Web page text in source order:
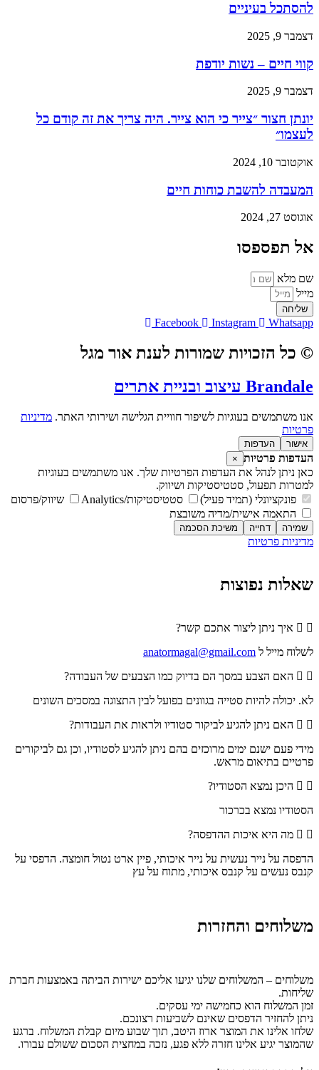
להסתכל בעיניים
דצמבר 9, 2025
קווי חיים – נשות יודפת
דצמבר 9, 2025
יונתן חצור ״צייר כי הוא צייר. היה צריך את זה קודם כל
לעצמו״
אוקטובר 10, 2024
המעבדה להשבת כוחות חיים
אוגוסט 27, 2024
אל תפספסו
שם מלא
מייל
שליחה
Facebook Instagram Whatsapp
© כל הזכויות שמורות לענת אור מגל
Brandale עיצוב ובניית אתרים
אנו משתמשים בעוגיות לשיפור חוויית הגלישה ושירותי האתר. מדיניות
פרטיות
אישור העדפות
העדפות פרטיות ×
כאן ניתן לנהל את העדפות הפרטיות שלך. אנו משתמשים בעוגיות
למטרות תפעול, סטטיסטיקות ושיווק.
פונקציונלי (תמיד פעיל)
סטטיסטיקות/Analytics
שיווק/פרסום
התאמה אישית/מדיה משובצת
שמירה דחייה משיכת הסכמה
מדיניות פרטיות
שאלות נפוצות
איך ניתן ליצור אתכם קשר?
לשלוח מייל ל anatormagal@gmail.com
האם הצבע במסך הם בדיוק כמו הצבעים של העבודה?
לא. יכולה להיות סטייה בגוונים בפועל לבין התצוגה במסכים השונים
האם ניתן להגיע לביקור סטודיו ולראות את העבודות?
מידי פעם ישנם ימים מרוכזים בהם ניתן להגיע לסטודיו, וכן גם לביקורים
פרטיים בתיאום מראש.
היכן נמצא הסטודיו?
הסטודיו נמצא בכרכור
מה היא איכות ההדפסה?
הדפסה על נייר נעשית על נייר איכותי, פיין ארט נטול חומצה. הדפסי על
קנבס נעשים על קנבס איכותי, מתוח על עץ
משלוחים והחזרות
משלוחים – המשלוחים שלנו יגיעו אליכם ישירות הביתה באמצעות חברת
שליחות.
זמן המשלוח הוא כחמישה ימי עסקים.
ניתן להחזיר הדפסים שאינם לשביעות רצונכם.
שלחו אלינו את המוצר ארוז היטב, תוך שבוע מיום קבלת המשלוח. ברגע
שהמוצר יגיע אלינו חזרה ללא פגע, נזכה במחצית הסכום ששולם עבורו.